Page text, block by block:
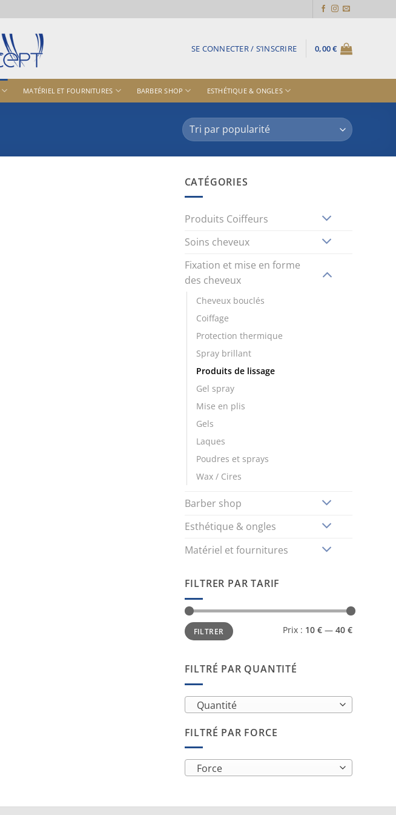
SE CONNECTER / S’INSCRIRE 0,00€
MATÉRIEL ET FOURNITURES BARBER SHOP ESTHÉTIQUE & ONGLES
CATÉGORIES
Produits Coiffeurs
Soins cheveux
Fixation et mise en forme
des cheveux
Cheveux bouclés
Coiffage
Protection thermique
Spray brillant
Produits de lissage
Gel spray
Mise en plis
Gels
Laques
Poudres et sprays
Wax / Cires
Barber shop
Esthétique & ongles
Matériel et fournitures
FILTRER PAR TARIF
Prix
min
Prix
maxFILTRER Prix : 10 € — 40 €
FILTRÉ PAR QUANTITÉ
Quantité
FILTRÉ PAR FORCE
Force